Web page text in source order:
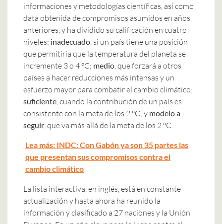
informaciones y metodologías científicas, así como
data obtenida de compromisos asumidos en años
anteriores, y ha dividido su calificación en cuatro
niveles: inadecuado , si un país tiene una posición
que permitiría que la temperatura del planeta se
incremente 3 o 4 °C; medio , que forzará a otros
países a hacer reducciones más intensas y un
esfuerzo mayor para combatir el cambio climático;
suficiente , cuando la contribución de un país es
consistente con la meta de los 2 °C; y modelo a
seguir , que va más allá de la meta de los 2 °C.
Lea más: INDC: Con Gabón ya son 35 partes las
que presentan sus compromisos contra el
cambio climático
La lista interactiva, en inglés, está en constante
actualización y hasta ahora ha reunido la
información y clasificado a 27 naciones y la Unión